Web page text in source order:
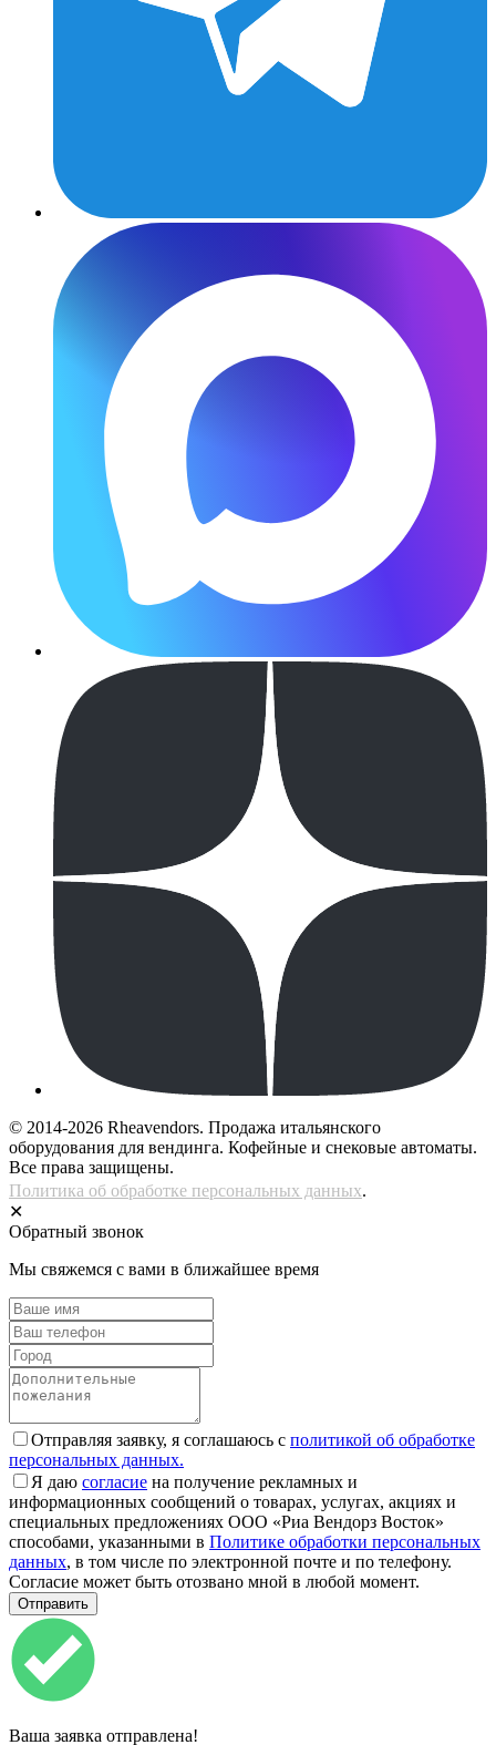
© 2014-2026 Rheavendors. Продажа итальянского
оборудования для вендинга. Кофейные и снековые автоматы.
Все права защищены.
Политика об обработке персональных данных.
✕
Обратный звонок
Мы свяжемся с вами в ближайшее время
Отправляя заявку, я соглашаюсь с политикой об обработке
персональных данных.
Я даю согласие на получение рекламных и
информационных сообщений о товарах, услугах, акциях и
специальных предложениях ООО «Риа Вендорз Восток»
способами, указанными в Политике обработки персональных
данных, в том числе по электронной почте и по телефону.
Согласие может быть отозвано мной в любой момент.
Ваша заявка отправлена!